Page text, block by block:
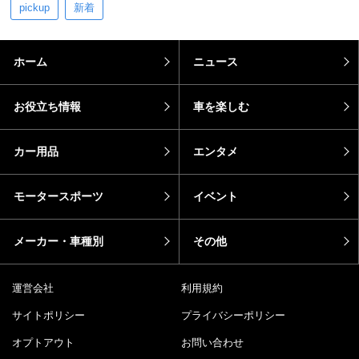
pickup 新着
ホーム ニュース
お役立ち情報 車を楽しむ
カー用品 エンタメ
モータースポーツ イベント
メーカー・車種別 その他
運営会社 利用規約
サイトポリシー プライバシーポリシー
オプトアウト お問い合わせ